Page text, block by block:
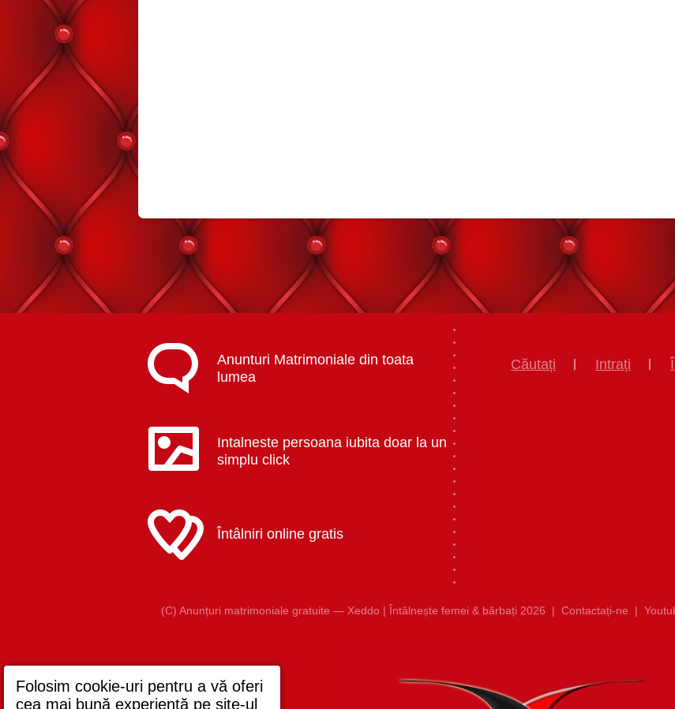
Anunturi Matrimoniale din toata
lumea
Intalneste persoana iubita doar la un
simplu click
Întâlniri online gratis
Căutați Intrați
(C) Anunțuri matrimoniale gratuite — Xeddo | Întâlnește femei & bărbați 2026 | Contactați-ne |
Folosim cookie-uri pentru a vă oferi
cea mai bună experiență pe site-ul